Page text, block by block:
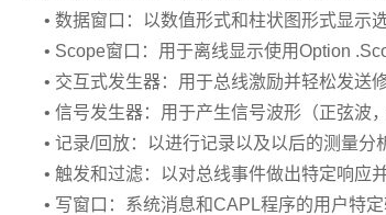
• 数据窗口：以数值形式和柱状图形式显示
• Scope窗口：用于离线显示使用Option
• 交互式发生器：用于总线激励并轻松发送
• 信号发生器：用于产生信号波形（正弦波
• 记录/回放：以进行记录以及以后的测量分
• 触发和过滤：以对总线事件做出特定响应
• 写窗口：系统消息和CAPL程序的用户特定